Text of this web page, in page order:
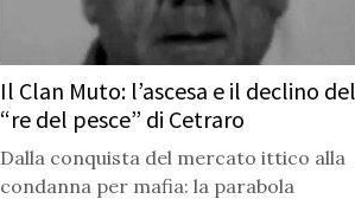
Il Clan Muto: l’ascesa e il declino del
“re del pesce” di Cetraro
Dalla conquista del mercato ittico alla
condanna per mafia: la parabola